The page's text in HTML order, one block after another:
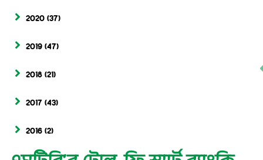
2020 (37)
2019 (47)
2018 (21)
2017 (43)
2016 (2)